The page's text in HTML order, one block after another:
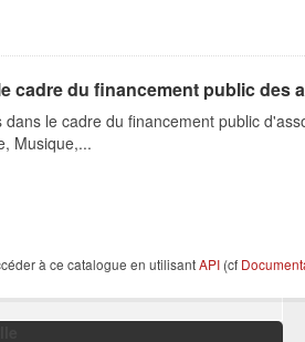
cadre du financement public des
le cadre du financement public
Musique,...
à ce catalogue en utilisantAPI (cf